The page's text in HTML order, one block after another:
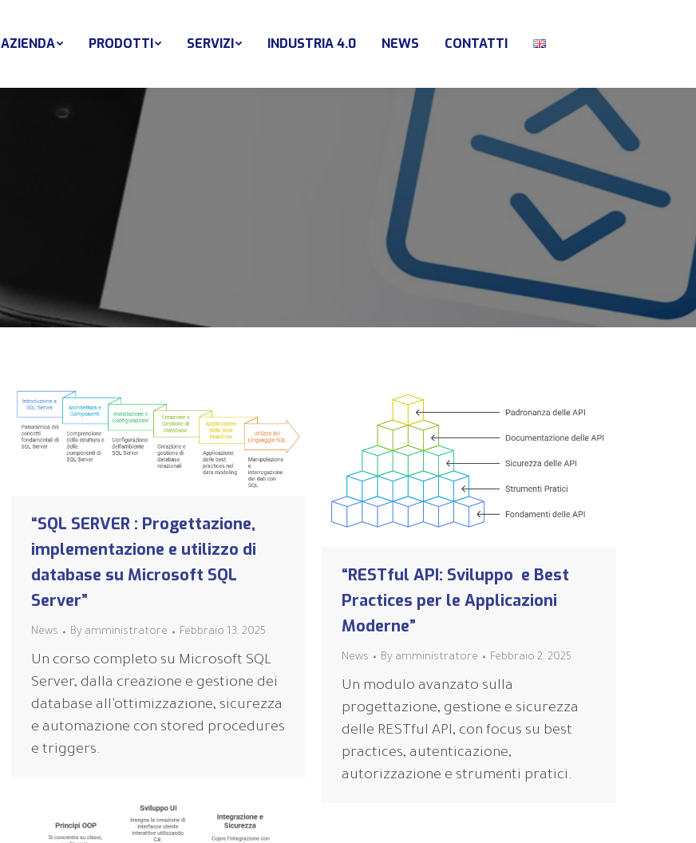
AZIENDA PRODOTTI SERVIZI INDUSTRIA 4.0 NEWS CONTATTI
“SQL SERVER : Progettazione,
implementazione e utilizzo di
database su Microsoft SQL
Server”
News By amministratore Febbraio 13, 2025
Un corso completo su Microsoft SQL
Server, dalla creazione e gestione dei
database all’ottimizzazione, sicurezza
e automazione con stored procedures
e triggers.
“RESTful API: Sviluppo e Best
Practices per le Applicazioni
Moderne”
News By amministratore Febbraio 2, 2025
Un modulo avanzato sulla
progettazione, gestione e sicurezza
delle RESTful API, con focus su best
practices, autenticazione,
autorizzazione e strumenti pratici.